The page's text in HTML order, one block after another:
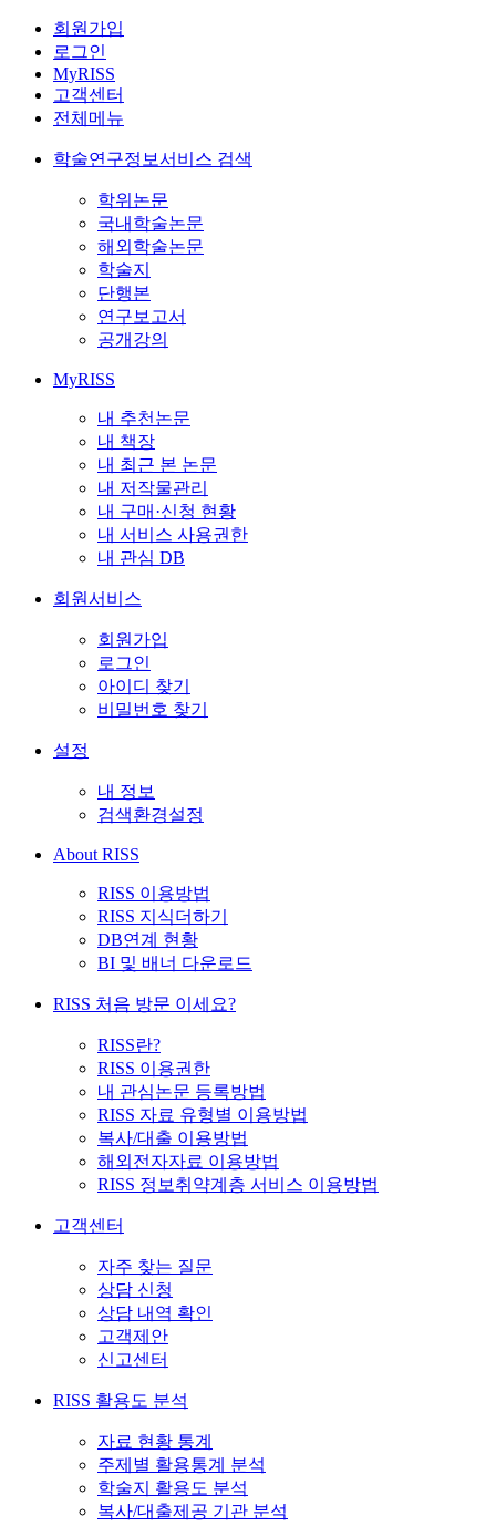
회원가입
로그인
MyRISS
고객센터
전체메뉴
학술연구정보서비스 검색
학위논문
국내학술논문
해외학술논문
학술지
단행본
연구보고서
공개강의
MyRISS
내 추천논문
내 책장
내 최근 본 논문
내 저작물관리
내 구매·신청 현황
내 서비스 사용권한
내 관심 DB
회원서비스
회원가입
로그인
아이디 찾기
비밀번호 찾기
설정
내 정보
검색환경설정
About RISS
RISS 이용방법
RISS 지식더하기
DB연계 현황
BI 및 배너 다운로드
RISS 처음 방문 이세요?
RISS란?
RISS 이용권한
내 관심논문 등록방법
RISS 자료 유형별 이용방법
복사/대출 이용방법
해외전자자료 이용방법
RISS 정보취약계층 서비스 이용방법
고객센터
자주 찾는 질문
상담 신청
상담 내역 확인
고객제안
신고센터
RISS 활용도 분석
자료 현황 통계
주제별 활용통계 분석
학술지 활용도 분석
복사/대출제공 기관 분석